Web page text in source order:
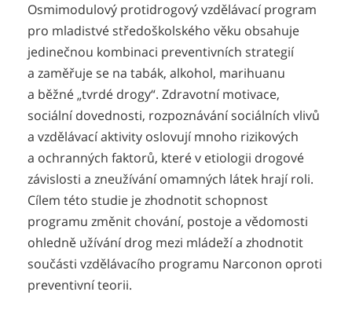
Osmimodulový protidrogový vzdělávací program
pro mladistvé středoškolského věku obsahuje
jedinečnou kombinaci preventivních strategií
a zaměřuje se na tabák, alkohol, marihuanu
a běžné „tvrdé drogy“. Zdravotní motivace,
sociální dovednosti, rozpoznávání sociálních vlivů
a vzdělávací aktivity oslovují mnoho rizikových
a ochranných faktorů, které v etiologii drogové
závislosti a zneužívání omamných látek hrají roli.
Cílem této studie je zhodnotit schopnost
programu změnit chování, postoje a vědomosti
ohledně užívání drog mezi mládeží a zhodnotit
součásti vzdělávacího programu Narconon oproti
preventivní teorii.